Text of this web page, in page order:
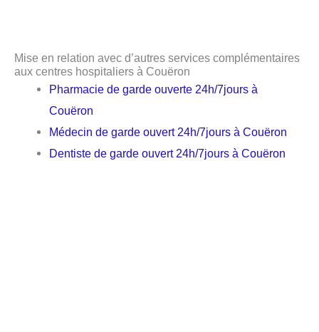
Mise en relation avec d’autres services complémentaires
aux centres hospitaliers à Couëron
Pharmacie de garde ouverte 24h/7jours à
Couëron
Médecin de garde ouvert 24h/7jours à Couëron
Dentiste de garde ouvert 24h/7jours à Couëron